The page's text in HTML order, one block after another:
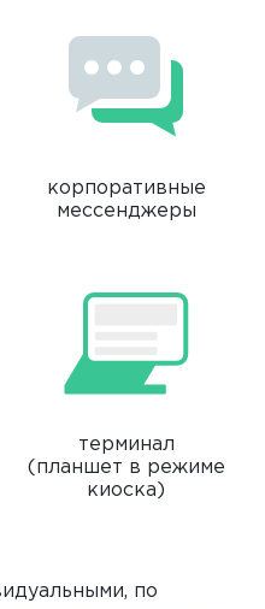
корпоративные
мессенджеры
терминал
(планшет в режиме
киоска)
по